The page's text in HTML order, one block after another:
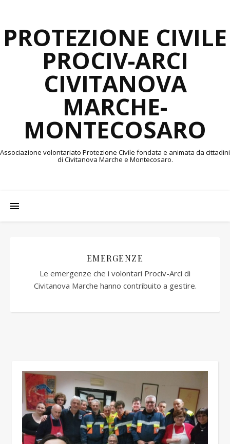
PROTEZIONE CIVILE
PROCIV-ARCI
CIVITANOVA
MARCHE-
MONTECOSARO
Associazione volontariato Protezione Civile fondata e animata da cittadini
di Civitanova Marche e Montecosaro.
EMERGENZE
Le emergenze che i volontari Prociv-Arci di
Civitanova Marche hanno contribuito a gestire.